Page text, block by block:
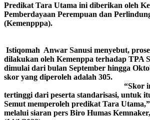
Predikat Tara Utama ini diberikan oleh
Pemberdayaan Perempuan dan
(Kemenpppa).
Istiqomah Anwar Sanusi menyebut,
dilakukan oleh Kemenppa terhadap TPA
dimulai dari bulan September hingga
skor yang diperoleh adalah 305.
“Skor ini
tertinggi dari peserta standarisasi, untuk
Semut memperoleh predikat Tara
melalui siaran pers Biro Humas